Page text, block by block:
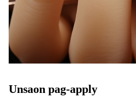
Unsaon pag-apply